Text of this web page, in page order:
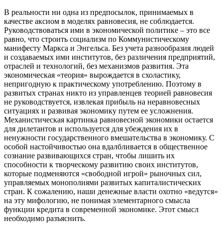
В реальности ни одна из предпосылок, принимаемых в
качестве аксиом в моделях равновесия, не соблюдается.
Руководствоваться ими в экономической политике – это все
равно, что строить социализм по Коммунистическому
манифесту Маркса и Энгельса. Без учета разнообразия людей
и создаваемых ими институтов, без различения предприятий,
отраслей и технологий, без механизмов развития. Эта
экономическая «теория» вырождается в схоластику,
непригодную к практическому употреблению. Поэтому в
развитых странах никто из управленцев теорией равновесия
не руководствуется, извлекая прибыль на неравновесных
ситуациях и развивая экономику путем ее усложнения.
Механистическая картинка равновесной экономики остается
для дилетантов и используется для убеждения их в
ненужности государственного вмешательства в экономику. С
особой настойчивостью она вдалбливается в общественное
сознание развивающихся стран, чтобы лишить их
способности к творческому развитию своих институтов,
которые подменяются «свободной игрой» рыночных сил,
управляемых монополиями развитых капиталистических
стран. К сожалению, наши денежные власти охотно «ведутся»
на эту мифологию, не понимая элементарного смысла
функции кредита в современной экономике. Этот смысл
необходимо разъяснить.